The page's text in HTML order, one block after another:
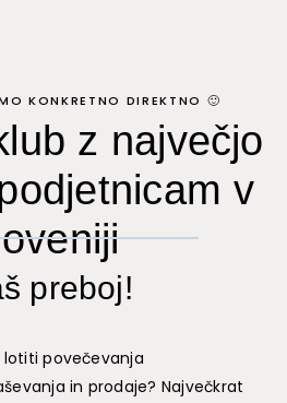
KONKRETNO DIREKTNO 🙂
z največjo
v
preboj!
lotiti povečevanja
in prodaje? Največkrat